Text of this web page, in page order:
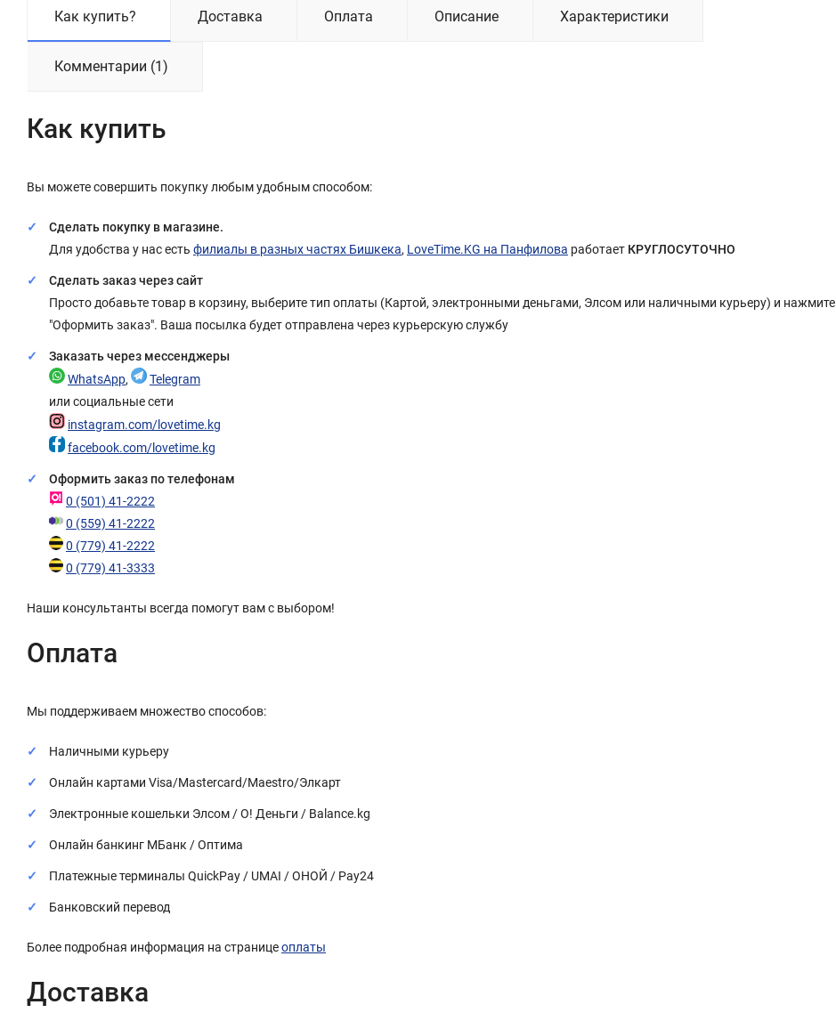
Как купить? Доставка Оплата Описание Характеристики
Комментарии (1)
Как купить
Вы можете совершить покупку любым удобным способом:
Сделать покупку в магазине.
Для удобства у нас есть филиалы в разных частях Бишкека, LoveTime.KG на Панфилова работает КРУГЛОСУТОЧНО
Сделать заказ через сайт
Просто добавьте товар в корзину, выберите тип оплаты (Картой, электронными деньгами, Элсом или наличными курьеру) и нажмите
"Оформить заказ". Ваша посылка будет отправлена через курьерскую службу
Заказать через мессенджеры
WhatsApp,
Telegram
или социальные сети
instagram.com/lovetime.kg
facebook.com/lovetime.kg
Оформить заказ по телефонам
0 (501) 41-2222
0 (559) 41-2222
0 (779) 41-2222
0 (779) 41-3333
Наши консультанты всегда помогут вам с выбором!
Оплата
Мы поддерживаем множество способов:
Наличными курьеру
Онлайн картами Visa/Mastercard/Maestro/Элкарт
Электронные кошельки Элсом / О! Деньги / Balance.kg
Онлайн банкинг МБанк / Оптима
Платежные терминалы QuickPay / UMAI / ОНОЙ / Pay24
Банковский перевод
Более подробная информация на страницеоплаты
Доставка